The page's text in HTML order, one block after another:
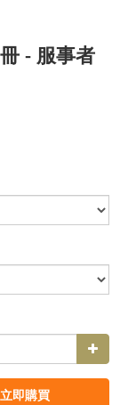
- 服事者
立即購買